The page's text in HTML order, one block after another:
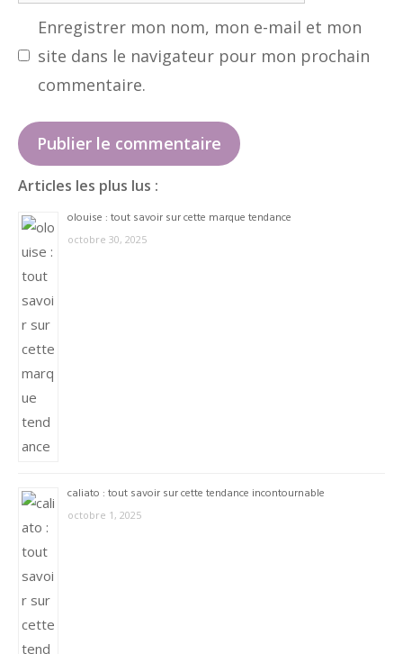
Enregistrer mon nom, mon e-mail et mon
site dans le navigateur pour mon prochain
commentaire.
Articles les plus lus :
olouise : tout savoir sur cette marque tendance
octobre 30, 2025
caliato : tout savoir sur cette tendance incontournable
octobre 1, 2025